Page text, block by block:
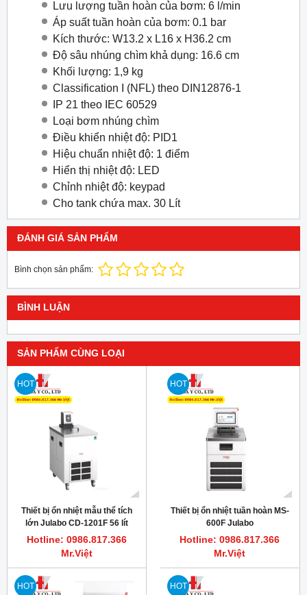
Lưu lượng tuần hoàn của bơm: 6 l/min
Áp suất tuần hoàn của bơm: 0.1 bar
Kích thước: W13.2 x L16 x H36.2 cm
Độ sâu nhúng chìm khả dụng: 16.6 cm
Khối lượng: 1,9 kg
Classification I (NFL) theo DIN12876-1
IP 21 theo IEC 60529
Loại bơm nhúng chìm
Điều khiển nhiệt độ: PID1
Hiệu chuẩn nhiệt độ: 1 điểm
Hiển thị nhiệt độ: LED
Chỉnh nhiệt độ: keypad
Cho tank chứa max. 30 Lít
ĐÁNH GIÁ SẢN PHẨM
Bình chọn sản phẩm:
BÌNH LUẬN
SẢN PHẨM CÙNG LOẠI
HOT
Thiết bị ổn nhiệt mẫu thể tích
lớn Julabo CD-1201F 56 lít
Hotline: 0986.817.366
Mr.Việt
HOT
Thiết bị ổn nhiệt tuần hoàn MS-
600F Julabo
Hotline: 0986.817.366
Mr.Việt
HOT HOT